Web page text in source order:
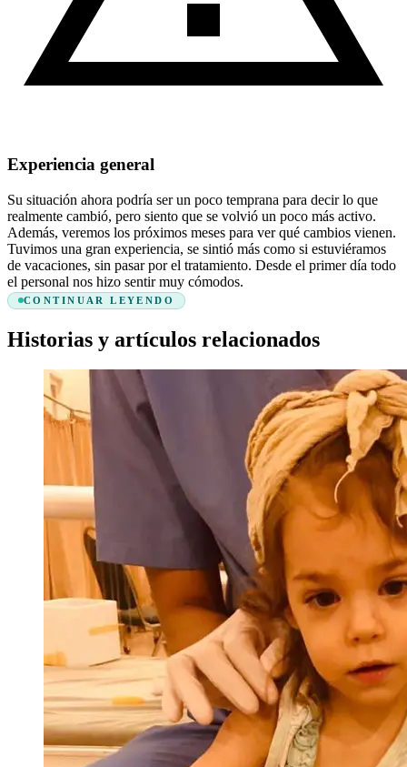
Experiencia general
Su situación ahora podría ser un poco temprana para decir lo que
realmente cambió, pero siento que se volvió un poco más activo.
Además, veremos los próximos meses para ver qué cambios vienen.
Tuvimos una gran experiencia, se sintió más como si estuviéramos
de vacaciones, sin pasar por el tratamiento. Desde el primer día todo
el personal nos hizo sentir muy cómodos.
CONTINUAR LEYENDO
Historias y artículos relacionados